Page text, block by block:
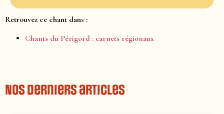
Retrouvez ce chant dans :
Chants du Périgord : carnets régionaux
Nos derniers articles